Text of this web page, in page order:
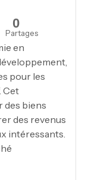
0
Partages
en
pour les
Cet
des biens
des revenus
intéressants.